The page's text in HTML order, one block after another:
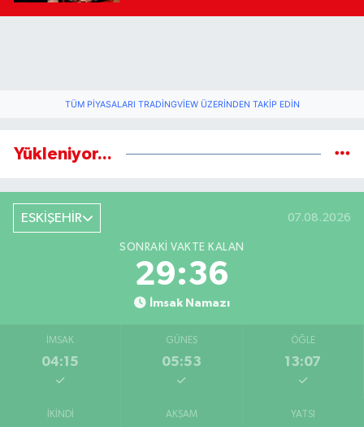
TÜM PIYASALARI TRADINGVIEW ÜZERINDEN TAKIP EDIN
Yükleniyor...
ESKİŞEHİR 07.08.2026
SONRAKI VAKTE KALAN
29:35
İmsak Namazı
İMSAK
04:15
GÜNEŞ
05:53
ÖĞLE
13:07
İKINDI AKŞAM YATSI